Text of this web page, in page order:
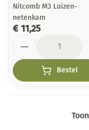
Nitcomb M3 Luizen-
netenkam
€ 11,25
Bestel
Toon